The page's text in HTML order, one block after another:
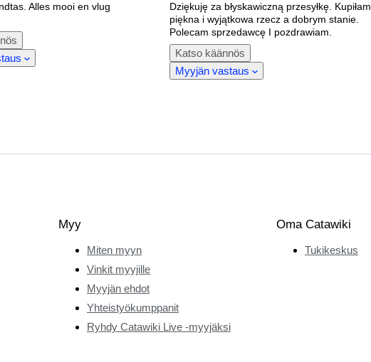
Alles mooi en vlug
Dziękuję za błyskawiczną przesyłkę. Kupiłam
piękna i wyjątkowa rzecz a dobrym stanie.
Polecam sprzedawcę I pozdrawiam.
Katso käännös
Myyjän vastaus
Myy
Miten myyn
Vinkit myyjille
Myyjän ehdot
Yhteistyökumppanit
Ryhdy Catawiki Live -myyjäksi
Oma Catawiki
Tukikeskus